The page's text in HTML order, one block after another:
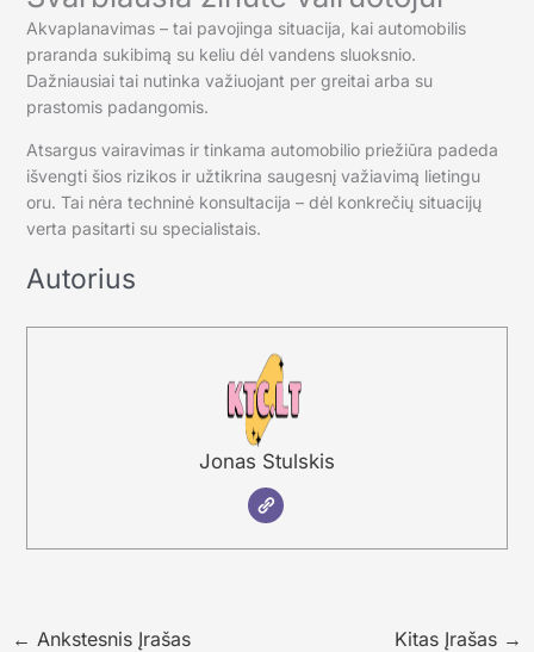
Akvaplanavimas – tai pavojinga situacija, kai automobilis
praranda sukibimą su keliu dėl vandens sluoksnio.
Dažniausiai tai nutinka važiuojant per greitai arba su
prastomis padangomis.
Atsargus vairavimas ir tinkama automobilio priežiūra padeda
išvengti šios rizikos ir užtikrina saugesnį važiavimą lietingu
oru. Tai nėra techninė konsultacija – dėl konkrečių situacijų
verta pasitarti su specialistais.
Autorius
Jonas Stulskis
← Ankstesnis Įrašas Kitas Įrašas →